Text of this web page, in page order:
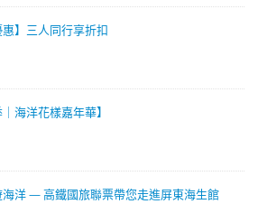
惠】三人同行享折扣
｜海洋花樣嘉年華】
洋 — 高鐵國旅聯票帶您走進屏東海生館